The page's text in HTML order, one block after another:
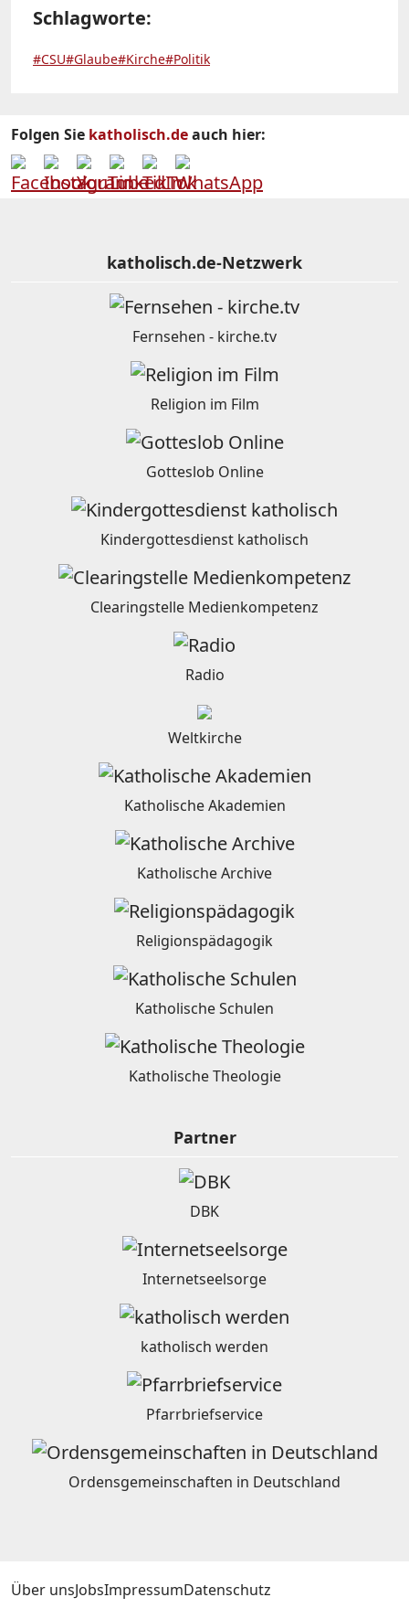
Schlagworte:
#CSU#Glaube#Kirche#Politik
Folgen Sie katholisch.deauch hier:
katholisch.de-Netzwerk
Fernsehen - kirche.tv
Religion im Film
Gotteslob Online
Kindergottesdienst katholisch
Clearingstelle Medienkompetenz
Radio
Weltkirche
Katholische Akademien
Katholische Archive
Religionspädagogik
Katholische Schulen
Katholische Theologie
Partner
DBK
Internetseelsorge
katholisch werden
Pfarrbriefservice
Ordensgemeinschaften in Deutschland
Über unsJobsImpressumDatenschutz